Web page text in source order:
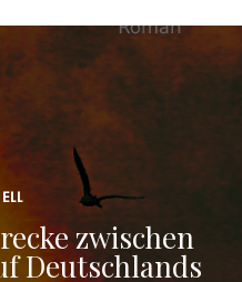
zwischen
Deutschlands